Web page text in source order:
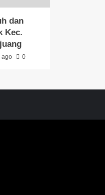
dan
Kec.
ago 0